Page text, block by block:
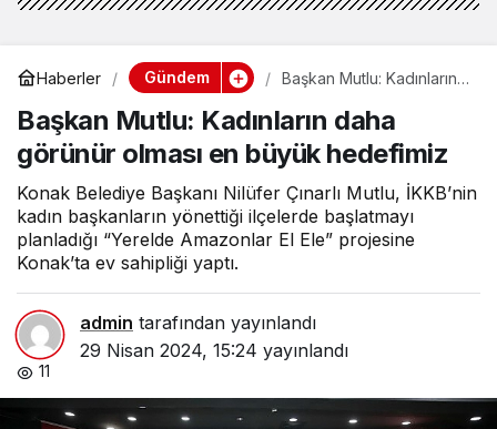
Haberler Gündem
Başkan Mutlu: Kadınların
büyük hedefimiz
Başkan Mutlu: Kadınların daha
görünür olması en büyük hedefimiz
Konak Belediye Başkanı Nilüfer Çınarlı Mutlu, İKKB’nin
kadın başkanların yönettiği ilçelerde başlatmayı
planladığı “Yerelde Amazonlar El Ele” projesine
Konak’ta ev sahipliği yaptı.
admin tarafından yayınlandı
29 Nisan 2024, 15:24 yayınlandı
11